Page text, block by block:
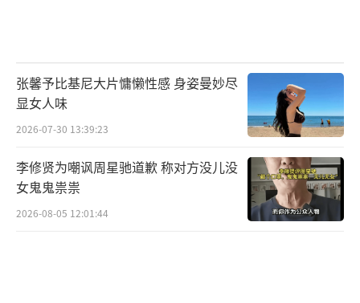
张馨予比基尼大片慵懒性感 身姿曼妙尽
显女人味
2026-07-30 13:39:23
李修贤为嘲讽周星驰道歉 称对方没儿没
女鬼鬼祟祟
2026-08-05 12:01:44